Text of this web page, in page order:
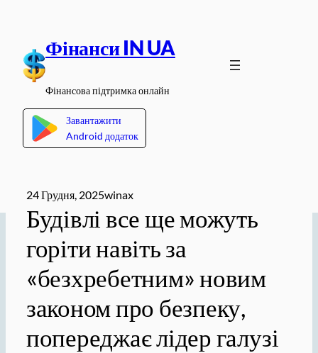
вмісту
Фінанси IN UA
Фінансова підтримка онлайн
Завантажити
Android додаток
24 Грудня, 2025winax
Будівлі все ще можуть
горіти навіть за
«безхребетним» новим
законом про безпеку,
попереджає лідер галузі